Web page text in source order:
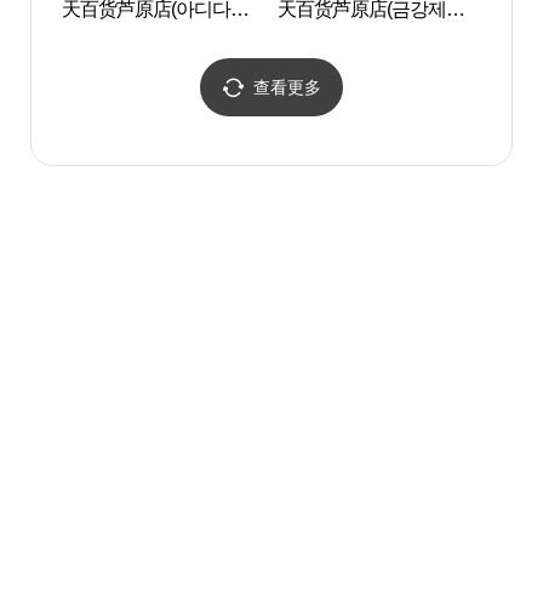
天百货芦原店(아디다스
天百货芦原店(금강제화
查看更多